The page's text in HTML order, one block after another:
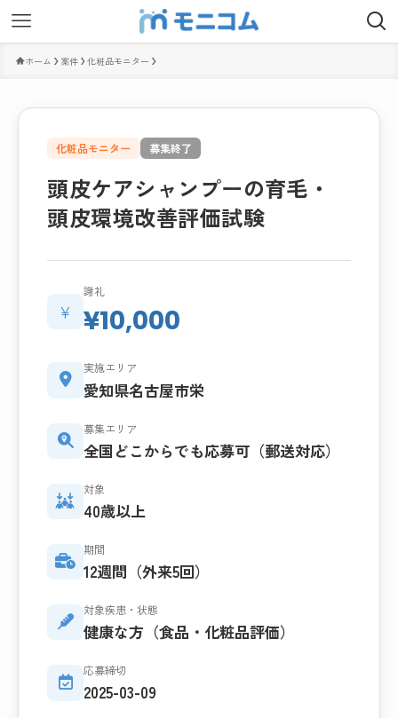
ホーム 案件 化粧品モニター
化粧品モニター 募集終了
頭皮ケアシャンプーの育毛・
頭皮環境改善評価試験
¥
謝礼
¥10,000
実施エリア
愛知県名古屋市栄
募集エリア
全国どこからでも応募可（郵送対応）
対象
40歳以上
期間
12週間（外来5回）
対象疾患・状態
健康な方（食品・化粧品評価）
応募締切
2025-03-09